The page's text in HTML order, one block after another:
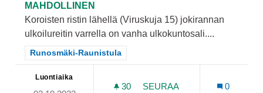
MAHDOLLINEN
Koroisten ristin lähellä (Viruskuja 15) jokirannan
ulkoilureitin varrella on vanha ulkokuntosali....
Rajaa tulokset teeman mukaan: Runosmäki-Raunistula
Runosmäki-Raunistula
Luontiaika
30 30 SEURAAJAA
SEURAA
0